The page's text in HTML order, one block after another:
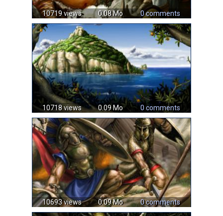
10719 views 0.08 Mo 0 comments
10718 views 0.09 Mo 0 comments
10693 views 0.09 Mo 0 comments